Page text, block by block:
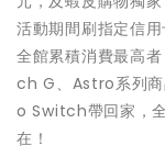
活動期間刷指定信
全館累積消費最高
ch G、Astro系列
o Switch帶回家，
在！